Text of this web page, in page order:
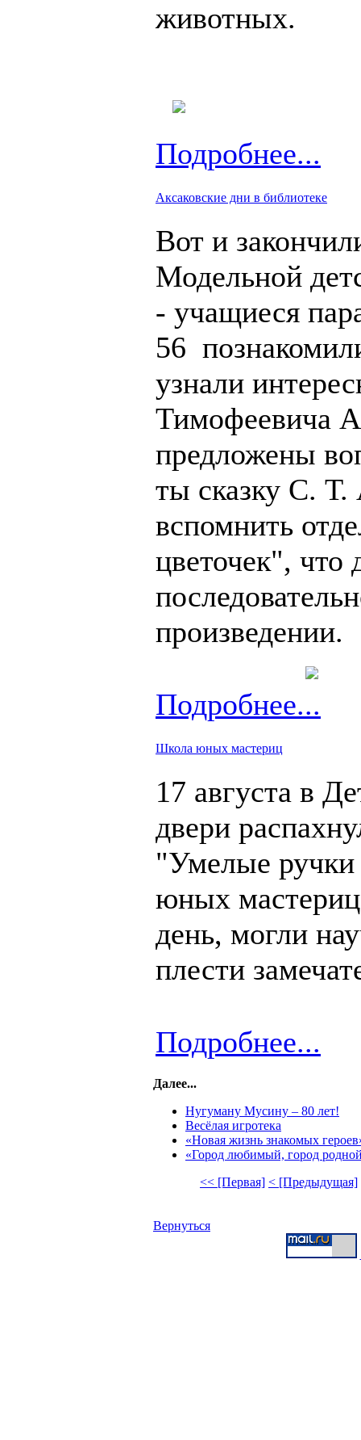
животных.
Подробнее...
Аксаковские дни в библиотеке
Вот и
Модельной
- учащиеся
56
узнали
Тимофеевича
предложены
ты сказку С. Т.
вспомнить
цветочек", что
произведении.
Подробнее...
Школа юных мастериц
17 августа в
двери
"Умелые
юных
день, могли
плести
Подробнее...
Далее...
Нугуману Мусину – 80 лет!
Весёлая игротека
«Новая жизнь знакомых
«Город любимый, город
<< [Первая] < [Предыдущая]
Вернуться